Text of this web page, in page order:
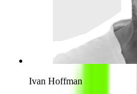
Ivan Hoffman